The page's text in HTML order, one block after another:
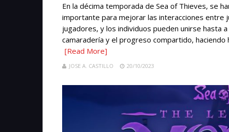
En la décima temporada de Sea of Thieves, se
importante para mejorar las interacciones entre
jugadores, y los individuos pueden unirse hasta
camaradería y el progreso compartido, haciendo
[Read More]
JOSE A. CASTILLO 20/10/2023